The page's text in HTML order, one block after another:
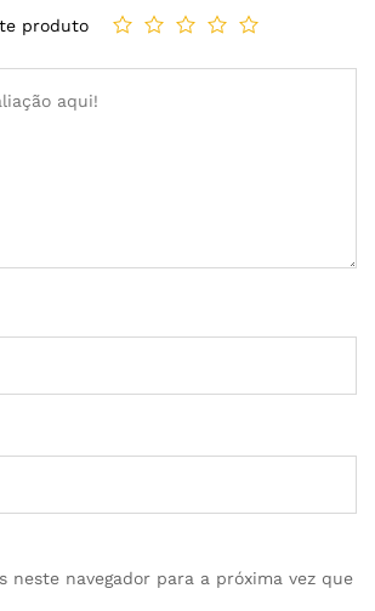
produto
neste navegador para a próxima vez que